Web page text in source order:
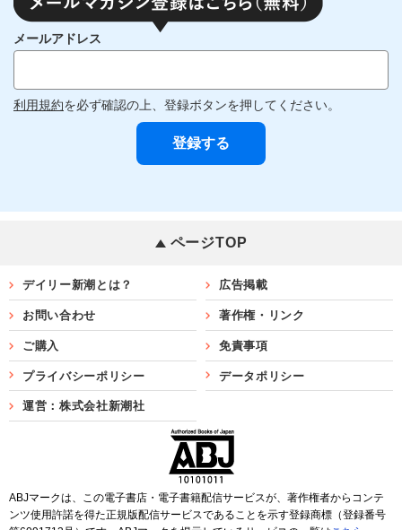
メールアドレス
利用規約を必ず確認の上、登録ボタンを押してください。
ページTOP
デイリー新潮とは？ 広告掲載
お問い合わせ 著作権・リンク
ご購入 免責事項
プライバシーポリシー データポリシー
運営：株式会社新潮社
ABJマークは、この電子書店・電子書籍配信サービスが、著作権者からコンテ
ンツ使用許諾を得た正規版配信サービスであることを示す登録商標（登録番号